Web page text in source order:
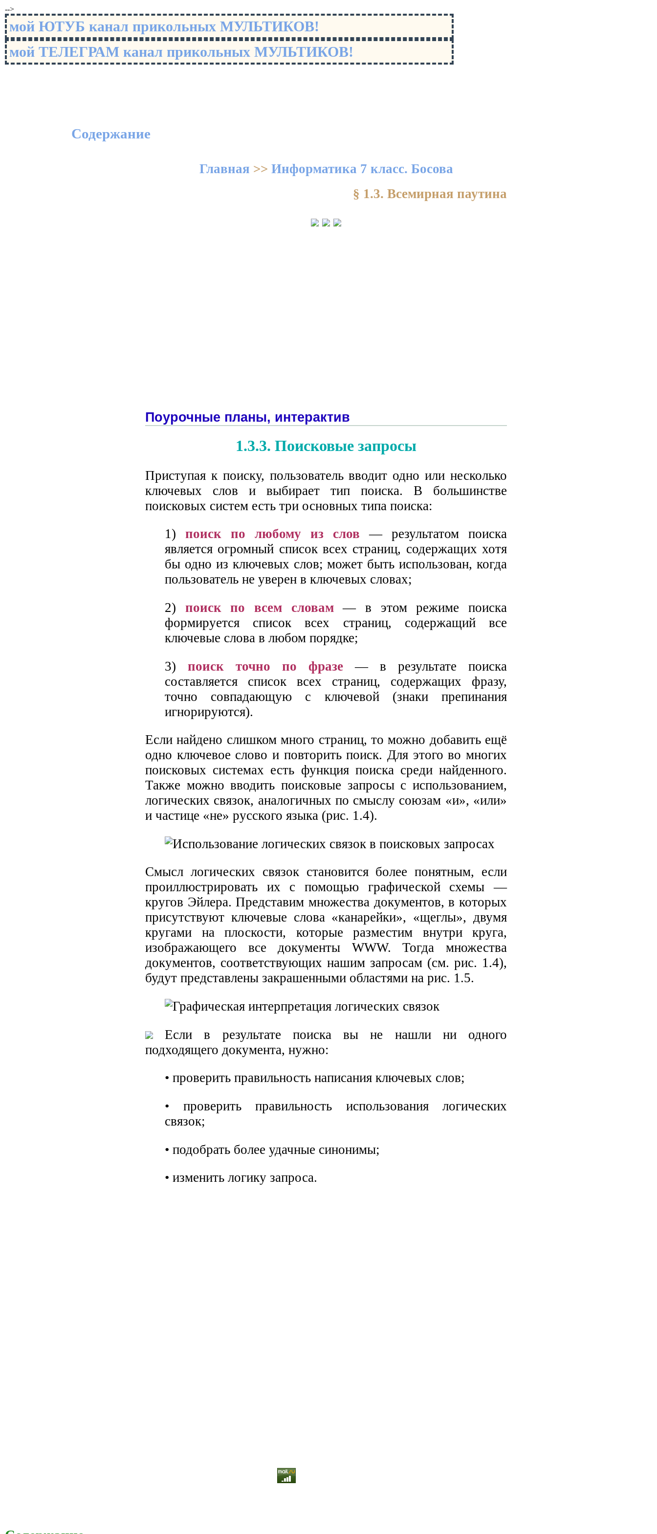
-->
мой ЮТУБ канал прикольных МУЛЬТИКОВ!
мой ТЕЛЕГРАМ канал прикольных МУЛЬТИКОВ!
Содержание
Главная >> Информатика 7 класс. Босова
§ 1.3. Всемирная паутина
Поурочные планы, интерактив
1.3.3. Поисковые запросы
Приступая к поиску, пользователь вводит одно или несколько
ключевых слов и выбирает тип поиска. В большинстве
поисковых систем есть три основных типа поиска:
1) поиск по любому из слов — результатом поиска
является огромный список всех страниц, содержащих хотя
бы одно из ключевых слов; может быть использован, когда
пользователь не уверен в ключевых словах;
2) поиск по всем словам— в этом режиме поиска
формируется список всех страниц, содержащий все
ключевые слова в любом порядке;
3) поиск точно по фразе — в результате поиска
составляется список всех страниц, содержащих фразу,
точно совпадающую с ключевой (знаки препинания
игнорируются).
Если найдено слишком много страниц, то можно добавить ещё
одно ключевое слово и повторить поиск. Для этого во многих
поисковых системах есть функция поиска среди найденного.
Также можно вводить поисковые запросы с использованием,
логических связок, аналогичных по смыслу союзам «и», «или»
и частице «не» русского языка (рис. 1.4).
Смысл логических связок становится более понятным, если
проиллюстрировать их с помощью графической схемы —
кругов Эйлера. Представим множества документов, в которых
присутствуют ключевые слова «канарейки», «щеглы», двумя
кругами на плоскости, которые разместим внутри круга,
изображающего все документы WWW. Тогда множества
документов, соответствующих нашим запросам (см. рис. 1.4),
будут представлены закрашенными областями на рис. 1.5.
Если в результате поиска вы не нашли ни одного
подходящего документа, нужно:
• проверить правильность написания ключевых слов;
• проверить правильность использования логических
связок;
• подобрать более удачные синонимы;
• изменить логику запроса.